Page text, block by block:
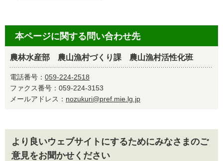
本ページに関する問い合わせ先
農林水産部 農山漁村づくり課 農山漁村活性化班
電話番号： 059‐224-2518
ファクス番号：059‐224-3153
メールアドレス： nozukuri@pref.mie.lg.jp
より良いウェブサイトにするためにみなさまのご
意見をお聞かせください